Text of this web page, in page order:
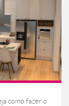
como fazer o